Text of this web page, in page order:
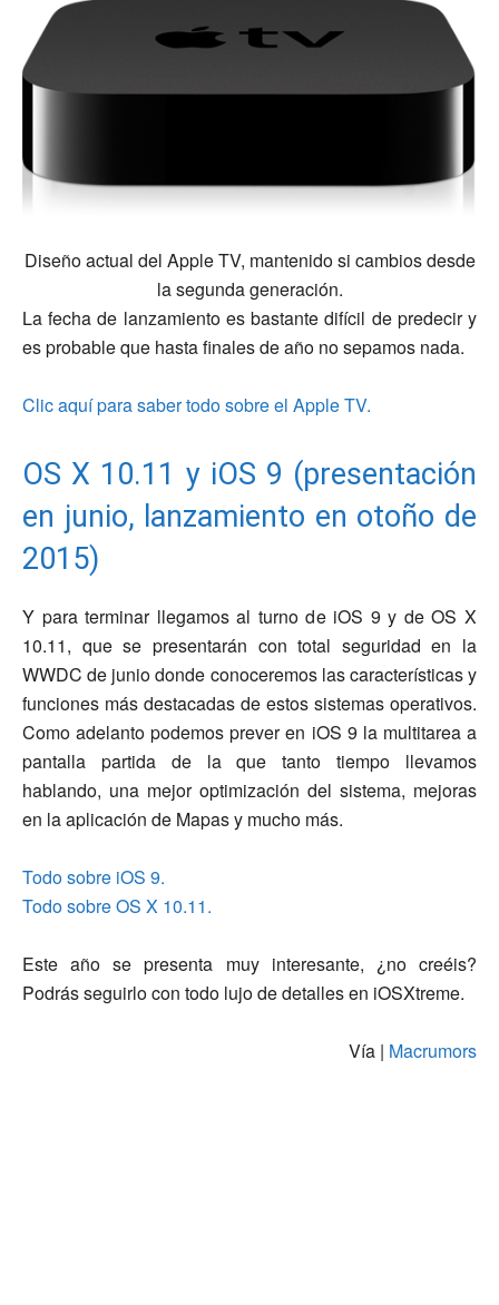
Diseño actual del Apple TV, mantenido si cambios desde
la segunda generación.
La fecha de lanzamiento es bastante difícil de predecir y
es probable que hasta finales de año no sepamos nada.
Clic aquí para saber todo sobre el Apple TV.
OS X 10.11 y iOS 9 (presentación
en junio, lanzamiento en otoño de
2015)
Y para terminar llegamos al turno de iOS 9 y de OS X
10.11, que se presentarán con total seguridad en la
WWDC de junio donde conoceremos las características y
funciones más destacadas de estos sistemas operativos.
Como adelanto podemos prever en iOS 9 la multitarea a
pantalla partida de la que tanto tiempo llevamos
hablando, una mejor optimización del sistema, mejoras
en la aplicación de Mapas y mucho más.
Todo sobre iOS 9.
Todo sobre OS X 10.11.
Este año se presenta muy interesante, ¿no creéis?
Podrás seguirlo con todo lujo de detalles en iOSXtreme.
Vía | Macrumors